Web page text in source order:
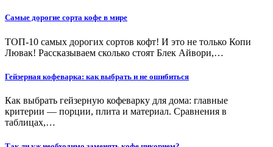
Самые дорогие сорта кофе в мире
ТОП-10 самых дорогих сортов кофт! И это не только Копи
Лювак! Рассказываем сколько стоят Блек Айвори,…
Гейзерная кофеварка: как выбрать и не ошибиться
Как выбрать гейзерную кофеварку для дома: главные
критерии — порции, плита и материал. Сравнения в
таблицах,…